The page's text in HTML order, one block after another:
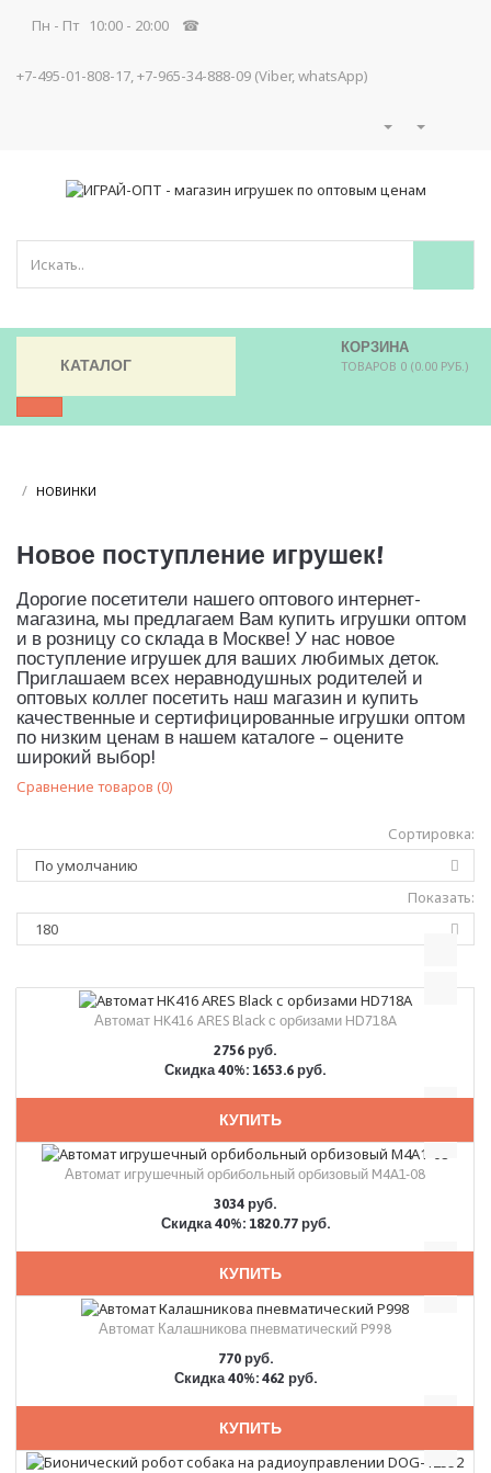
Пн - Пт 10:00 - 20:00 ☎
+7-495-01-808-17, +7-965-34-888-09 (Viber, whatsApp)
КОРЗИНА
ТОВАРОВ 0 (0.00 РУБ.)
КАТАЛОГ
/ НОВИНКИ
Новое поступление игрушек!
Дорогие посетители нашего оптового интернет-
магазина, мы предлагаем Вам купить игрушки оптом
и в розницу со склада в Москве! У нас новое
поступление игрушек для ваших любимых деток.
Приглашаем всех неравнодушных родителей и
оптовых коллег посетить наш магазин и купить
качественные и сертифицированные игрушки оптом
по низким ценам в нашем каталоге – оцените
широкий выбор!
Сравнение товаров (0)
Сортировка:
Показать:
Автомат HK416 ARES Black с орбизами HD718A
2756 руб.
Скидка 40%: 1653.6 руб.
КУПИТЬ
Автомат игрушечный орбибольный орбизовый M4A1-08
3034 руб.
Скидка 40%: 1820.77 руб.
КУПИТЬ
Автомат Калашникова пневматический P998
770 руб.
Скидка 40%: 462 руб.
КУПИТЬ